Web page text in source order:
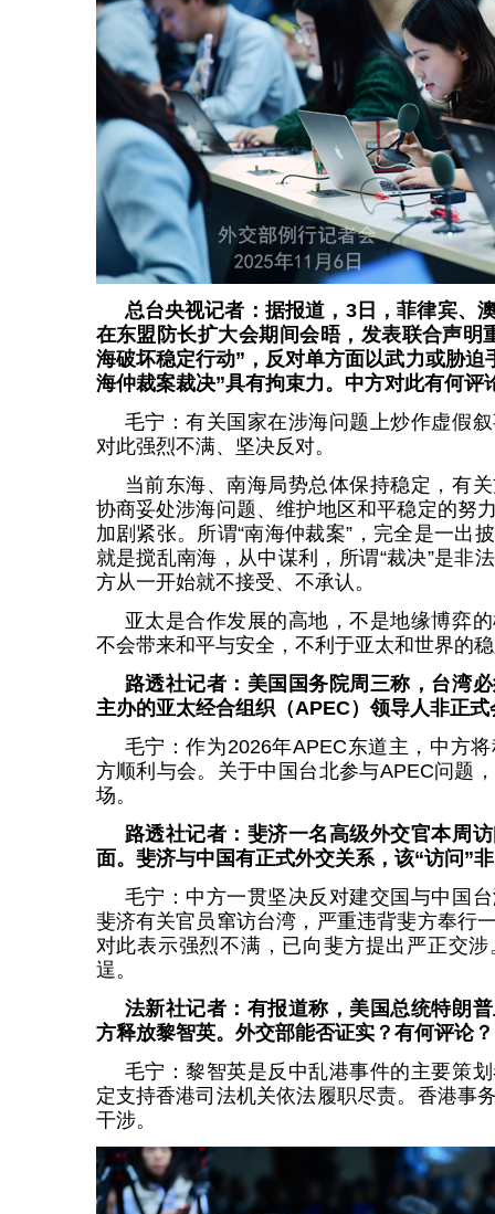
总台央视记者：据报道，3日，菲律宾、
在东盟防长扩大会期间会晤，发表联合声明
海破坏稳定行动”，反对单方面以武力或胁迫
海仲裁案裁决”具有拘束力。中方对此有何评
毛宁：有关国家在涉海问题上炒作虚假
对此强烈不满、坚决反对。
当前东海、南海局势总体保持稳定，有
协商妥处涉海问题、维护地区和平稳定的努
加剧紧张。所谓“南海仲裁案”，完全是一出
就是搅乱南海，从中谋利，所谓“裁决”是非
方从一开始就不接受、不承认。
亚太是合作发展的高地，不是地缘博弈
不会带来和平与安全，不利于亚太和世界的
路透社记者：美国国务院周三称，台湾
主办的亚太经合组织（APEC）领导人非正
毛宁：作为2026年APEC东道主，中方
方顺利与会。关于中国台北参与APEC问题
场。
路透社记者：斐济一名高级外交官本周
面。斐济与中国有正式外交关系，该“访问”
毛宁：中方一贯坚决反对建交国与中国
斐济有关官员窜访台湾，严重违背斐方奉行
对此表示强烈不满，已向斐方提出严正交
逞。
法新社记者：有报道称，美国总统特朗
方释放黎智英。外交部能否证实？有何评论？
毛宁：黎智英是反中乱港事件的主要策
定支持香港司法机关依法履职尽责。香港事
干涉。